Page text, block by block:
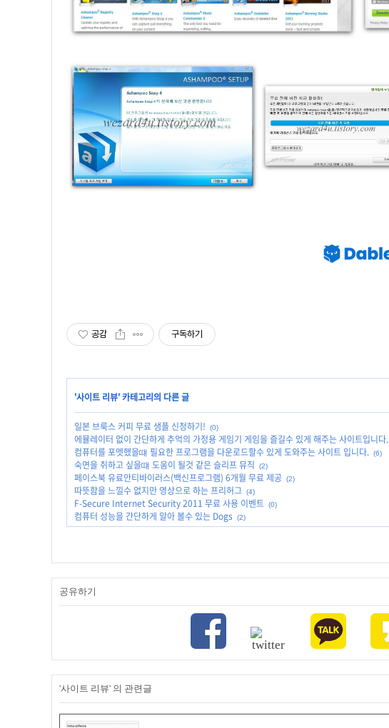
공감 구독하기
'사이트 리뷰' 카테고리의 다른 글
일본 브룩스 커피 무료 샘플 신청하기! (0)
에뮬레이터 없이 간단하게 추억의 가정용 게임기 게임을 즐길수 있게 해주는 사이트입니다.
컴퓨터를 포멧했을떄 필요한 프로그램을 다운로드할수 있게 도와주는 사이트 입니다. (6)
숙면을 취하고 싶을떄 도움이 될것 같은 슬리프 뮤직 (2)
페이스북 유료안티바이러스(백신프로그램) 6개월 무료 제공 (2)
따뜻함을 느낄수 없지만 영상으로 하는 프리허그 (4)
F-Secure Internet Security 2011 무료 사용 이벤트 (0)
컴퓨터 성능을 간단하게 알아 볼수 있는 Dogs (2)
공유하기
'사이트 리뷰' 의 관련글